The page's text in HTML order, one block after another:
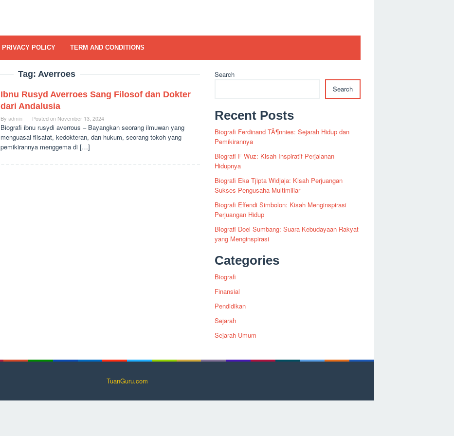
PRIVACY POLICY TERM AND CONDITIONS
Tag: Averroes
Ibnu Rusyd Averroes Sang Filosof dan Dokter
dari Andalusia
By admin Posted on November 13, 2024
Biografi ibnu rusydi averrous – Bayangkan seorang ilmuwan yang
menguasai filsafat, kedokteran, dan hukum, seorang tokoh yang
pemikirannya menggema di […]
Search
Search
Recent Posts
Biografi Ferdinand TÃ¶nnies: Sejarah Hidup dan
Pemikirannya
Biografi F Wuz: Kisah Inspiratif Perjalanan
Hidupnya
Biografi Eka Tjipta Widjaja: Kisah Perjuangan
Sukses Pengusaha Multimiliar
Biografi Effendi Simbolon: Kisah Menginspirasi
Perjuangan Hidup
Biografi Doel Sumbang: Suara Kebudayaan Rakyat
yang Menginspirasi
Categories
Biografi
Finansial
Pendidikan
Sejarah
Sejarah Umum
TuanGuru.com